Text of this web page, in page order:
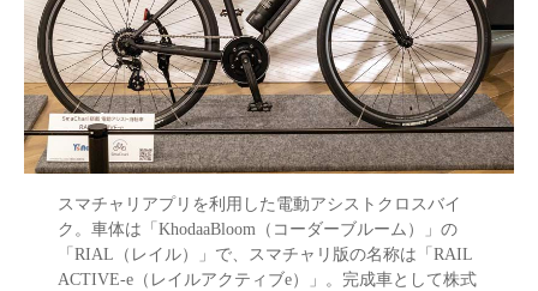
スマチャリアプリを利用した電動アシストクロスバイ
ク。車体は「KhodaaBloom（コーダーブルーム）」の
「RIAL（レイル）」で、スマチャリ版の名称は「RAIL
ACTIVE-e（レイルアクティブe）」。完成車として株式